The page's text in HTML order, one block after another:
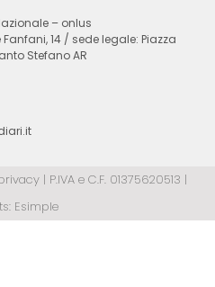
– onlus
14 / sede legale: Piazza
Stefano AR
| P.IVA e C.F. 01375620513 |
Esimple